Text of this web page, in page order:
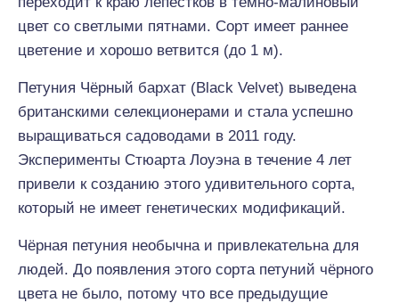
цвет со светлыми пятнами. Сорт имеет раннее
цветение и хорошо ветвится (до 1 м).
Петуния Чёрный бархат (Black Velvet) выведена
британскими селекционерами и стала успешно
выращиваться садоводами в 2011 году.
Эксперименты Стюарта Лоуэна в течение 4 лет
привели к созданию этого удивительного сорта,
который не имеет генетических модификаций.
Чёрная петуния необычна и привлекательна для
людей. До появления этого сорта петуний чёрного
цвета не было, потому что все предыдущие